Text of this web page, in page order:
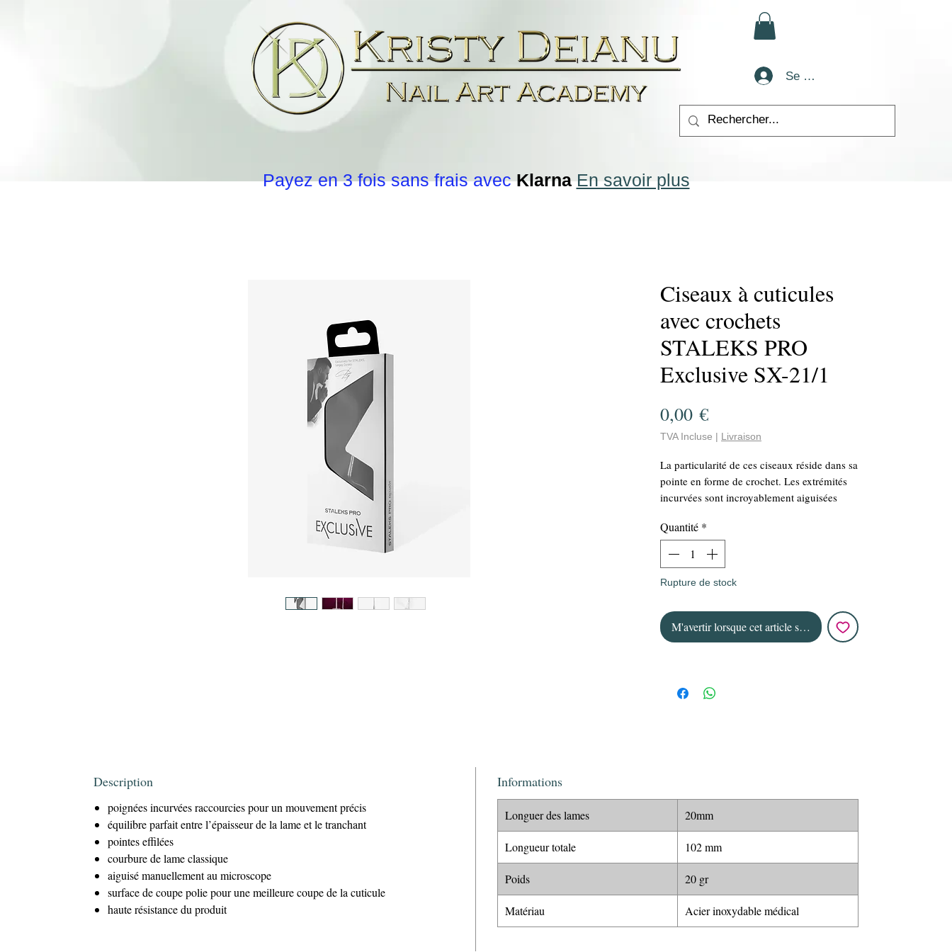
Se connecter
Ciseaux à cuticules
avec crochets
STALEKS PRO
Exclusive SX-21/1
0,00 €Prix
TVA Incluse | Livraison
La particularité de ces ciseaux réside dans sa
pointe en forme de crochet. Les extrémités
incurvées sont incroyablement aiguisées
de la peau.
Grâce à la courbe unique de ses poignées et
de ses lames, ces ciseaux à cuticules vous
permettent de couper les cuticules de façon
son bord de coupe est affûté manuellement.
Quantité *
Rupture de stock
M'avertir lorsque cet article sera en stock
Description
poignées incurvées raccourcies pour un mouvement précis
équilibre parfait entre l’épaisseur de la lame et le tranchant
pointes effilées
courbure de lame classique
aiguisé manuellement au microscope
surface de coupe polie pour une meilleure coupe de la cuticule
haute résistance du produit
Informations
Longuer des lames 20mm
Longueur totale 102 mm
Poids 20 gr
Matériau Acier inoxydable médical
Payez en 3 fois sans frais avecKlarna En savoir plus